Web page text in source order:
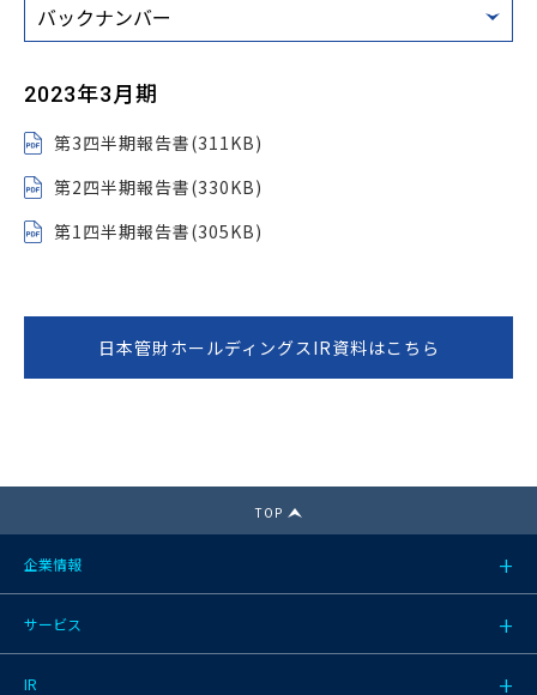
2023年3月期
第3四半期報告書(311KB)
第2四半期報告書(330KB)
第1四半期報告書(305KB)
日本管財ホールディングスIR資料はこちら
TOP
企業情報
サービス
IR